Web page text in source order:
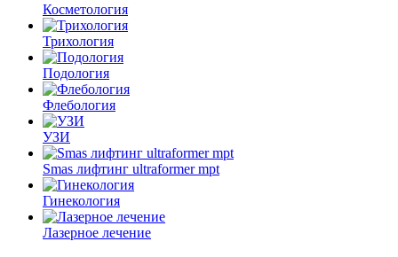
Косметология
Трихология
Подология
Флебология
УЗИ
Smas лифтинг ultraformer mpt
Гинекология
Лазерное лечение